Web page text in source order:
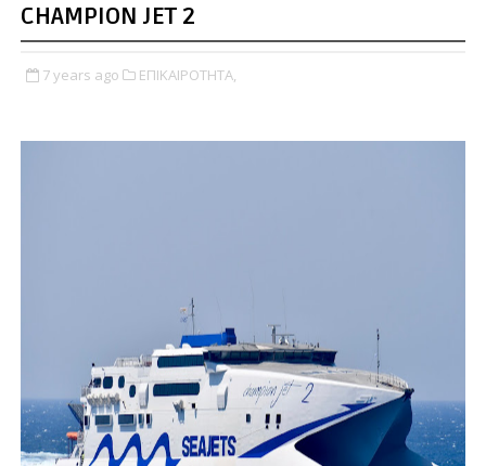
CHAMPION JET 2
7 years ago ΕΠΙΚΑΙΡΟΤΗΤΑ,